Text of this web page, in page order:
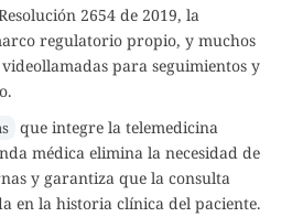
2654 de 2019, la
regulatorio propio, y muchos
para seguimientos y
que integre la telemedicina
médica elimina la necesidad de
y garantiza que la consulta
en la historia clínica del paciente.